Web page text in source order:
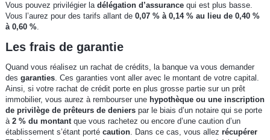
Vous pouvez privilégier la délégation d’assurancequi est plus basse.
Vous l’aurez pour des tarifs allant de 0,07 % à 0,14 % au lieu de 0,40 %
à 0,60 %.
Les frais de garantie
Quand vous réalisez un rachat de crédits, la banque va vous demander
des garanties. Ces garanties vont aller avec le montant de votre capital.
Ainsi, si votre rachat de crédit porte en plus grosse partie sur un prêt
immobilier, vous aurez à rembourser une hypothèque ou une inscription
de privilège de prêteurs de denierspar le biais d’un notaire qui se porte
à 2 % du montantque vous rachetez ou encore d’une caution d’un
établissement s’étant porté caution. Dans ce cas, vous allez récupérer